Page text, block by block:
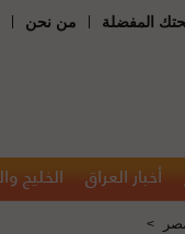
المفضلة من نحن
أخبار العراق الخليج
>